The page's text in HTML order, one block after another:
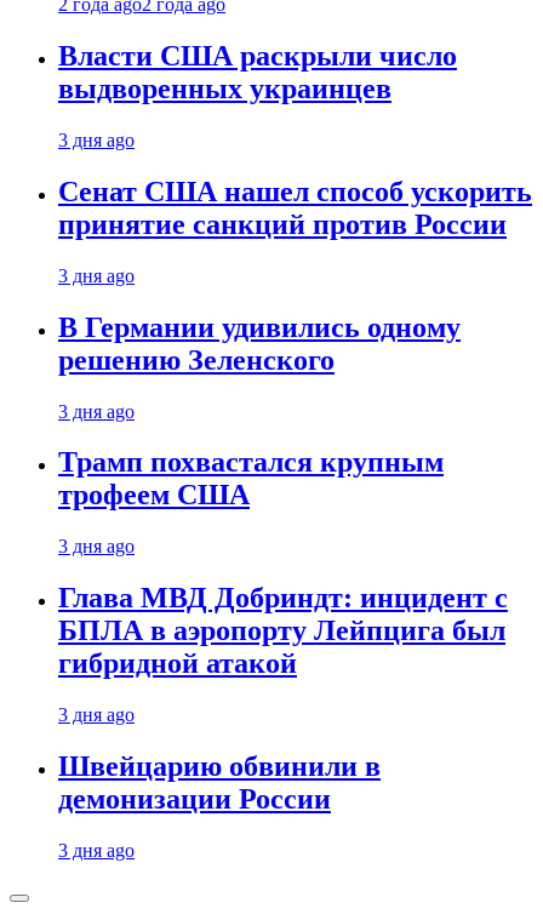
2 года ago2 года ago
Власти США раскрыли число
выдворенных украинцев
3 дня ago
Сенат США нашел способ ускорить
принятие санкций против России
3 дня ago
В Германии удивились одному
решению Зеленского
3 дня ago
Трамп похвастался крупным
трофеем США
3 дня ago
Глава МВД Добриндт: инцидент с
БПЛА в аэропорту Лейпцига был
гибридной атакой
3 дня ago
Швейцарию обвинили в
демонизации России
3 дня ago